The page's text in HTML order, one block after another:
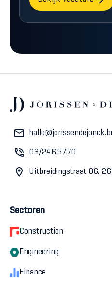
03/246.57.70
Uitbreidingstraat 86,
Sectoren
Construction
Engineering
Finance